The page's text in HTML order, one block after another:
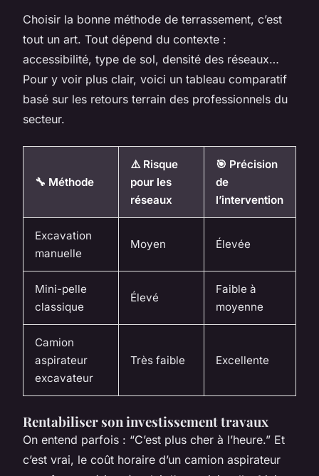
Choisir la bonne méthode de terrassement, c’est
tout un art. Tout dépend du contexte :
accessibilité, type de sol, densité des réseaux…
Pour y voir plus clair, voici un tableau comparatif
basé sur les retours terrain des professionnels du
secteur.
🔧 Méthode
⚠️ Risque
pour les
réseaux
🎯 Précision
de
l’intervention
Excavation
manuelle
Moyen Élevée
Mini-pelle
classique
Élevé
Faible à
moyenne
Camion
aspirateur
excavateur
Très faible Excellente
Rentabiliser son investissement travaux
On entend parfois : “C’est plus cher à l’heure.” Et
c’est vrai, le coût horaire d’un camion aspirateur